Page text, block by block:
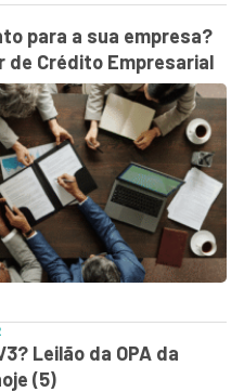
para a sua empresa?
de Crédito Empresarial
Leilão da OPA da
(5)